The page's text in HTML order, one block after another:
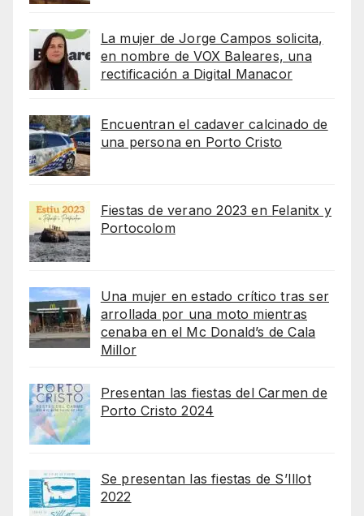
La mujer de Jorge Campos solicita,
en nombre de VOX Baleares, una
rectificación a Digital Manacor
Encuentran el cadaver calcinado de
una persona en Porto Cristo
Fiestas de verano 2023 en Felanitx y
Portocolom
Una mujer en estado crítico tras ser
arrollada por una moto mientras
cenaba en el Mc Donald’s de Cala
Millor
Presentan las fiestas del Carmen de
Porto Cristo 2024
Se presentan las fiestas de S’Illot
2022